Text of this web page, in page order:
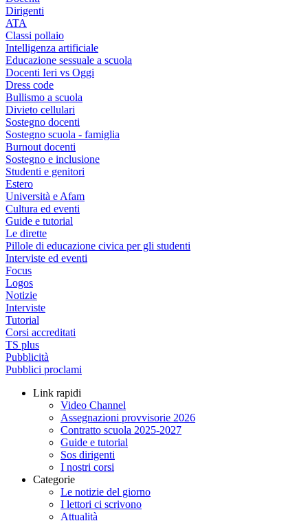
Dirigenti
ATA
Classi pollaio
Intelligenza artificiale
Educazione sessuale a scuola
Docenti Ieri vs Oggi
Dress code
Bullismo a scuola
Divieto cellulari
Sostegno docenti
Sostegno scuola - famiglia
Burnout docenti
Sostegno e inclusione
Studenti e genitori
Estero
Università e Afam
Cultura ed eventi
Guide e tutorial
Le dirette
Pillole di educazione civica per gli studenti
Interviste ed eventi
Focus
Logos
Notizie
Interviste
Tutorial
Corsi accreditati
TS plus
Pubblicità
Pubblici proclami
Link rapidi
Video Channel
Assegnazioni provvisorie 2026
Contratto scuola 2025-2027
Guide e tutorial
Sos dirigenti
I nostri corsi
Categorie
Le notizie del giorno
I lettori ci scrivono
Attualità